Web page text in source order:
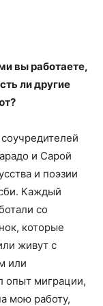
вы работаете,
ли другие
и Сарой
и поэзии
Каждый
со
которые
живут с
или
опыт миграции,
мою работу,